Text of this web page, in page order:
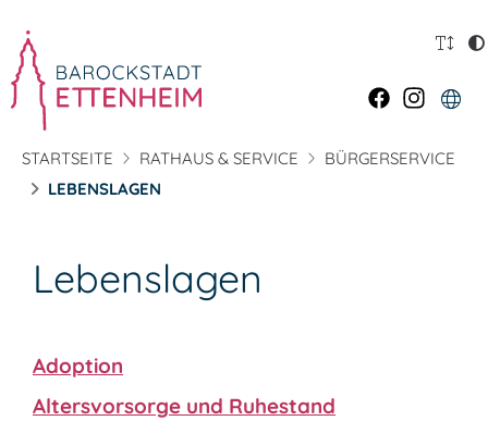
STARTSEITE RATHAUS & SERVICE
BÜRGERSERVICE
LEBENSLAGEN
Lebenslagen
Adoption
Altersvorsorge und Ruhestand